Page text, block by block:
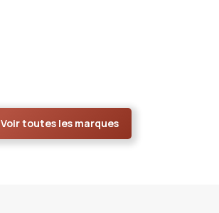
Voir toutes les marques